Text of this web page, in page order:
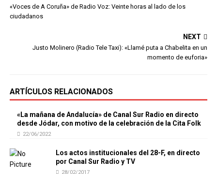
«Voces de A Coruña» de Radio Voz: Veinte horas al lado de los
ciudadanos
NEXT
Justo Molinero (Radio Tele Taxi): «Llamé puta a Chabelita en un
momento de euforia»
ARTÍCULOS RELACIONADOS
«La mañana de Andalucía» de Canal Sur Radio en directo
desde Jódar, con motivo de la celebración de la Cita Folk
22/06/2022
Los actos institucionales del 28-F, en directo
por Canal Sur Radio y TV
28/02/2017